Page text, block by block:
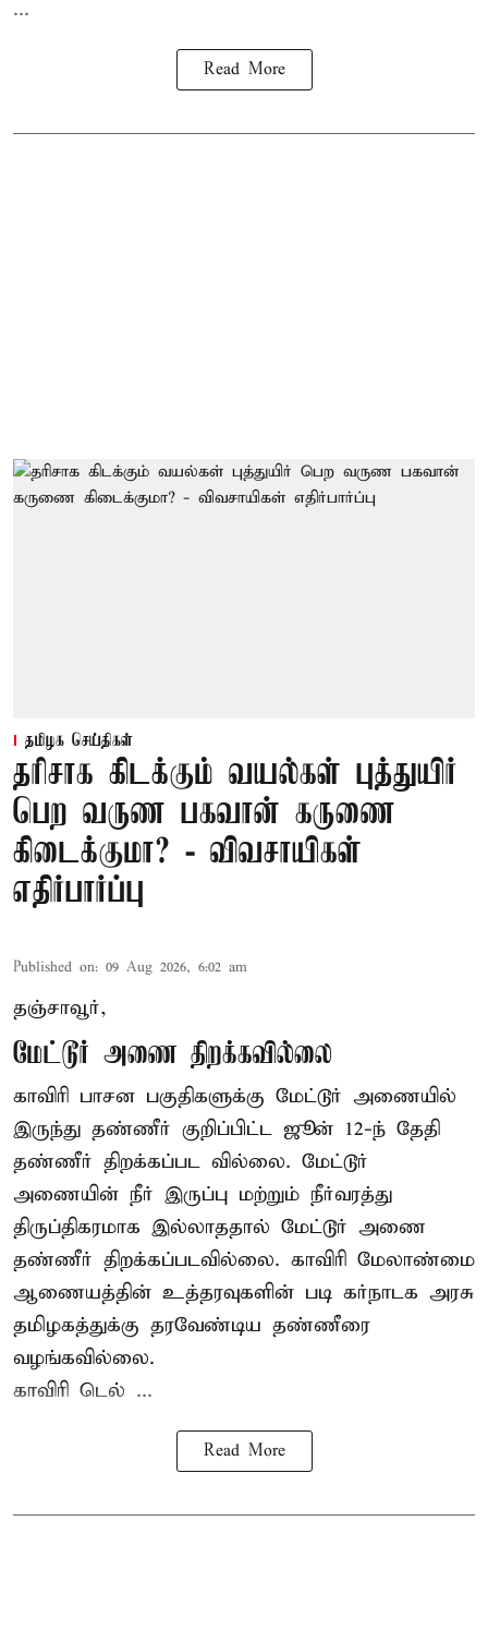
...
Read More
தமிழக செய்திகள்
தரிசாக கிடக்கும் வயல்கள் புத்துயிர்
பெற வருண பகவான் கருணை
கிடைக்குமா? - விவசாயிகள்
எதிர்பார்ப்பு
Published on: 09 Aug 2026, 6:02 am
தஞ்சாவூர்,
மேட்டூர் அணை திறக்கவில்லை
காவிரி பாசன பகுதிகளுக்கு மேட்டூர் அணையில்
இருந்து தண்ணீர் குறிப்பிட்ட ஜூன் 12-ந் தேதி
தண்ணீர் திறக்கப்பட வில்லை. மேட்டூர்
அணையின் நீர் இருப்பு மற்றும் நீர்வரத்து
திருப்திகரமாக இல்லாததால் மேட்டூர் அணை
தண்ணீர் திறக்கப்படவில்லை. காவிரி மேலாண்மை
ஆணையத்தின் உத்தரவுகளின் படி கர்நாடக அரசு
தமிழகத்துக்கு தரவேண்டிய தண்ணீரை
வழங்கவில்லை.
காவிரி டெல் ...
Read More